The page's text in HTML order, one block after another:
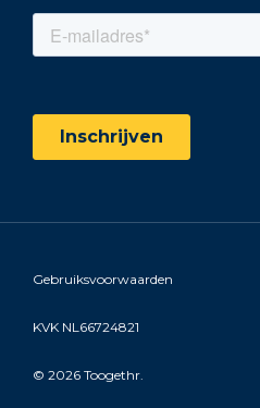
Gebruiksvoorwaarden
KVK NL66724821
© 2026 Toogethr.